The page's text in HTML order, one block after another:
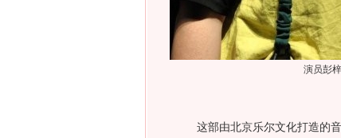
演员彭
这部由北京乐尔文化打造的音